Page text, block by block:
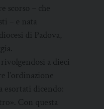
scorso – che
– e nata
di Padova,
a dieci
l’ordinazione
esortati dicendo:
Con questa